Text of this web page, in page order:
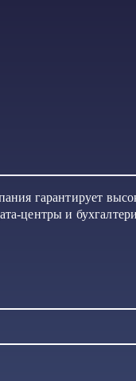
гарантирует
центры и